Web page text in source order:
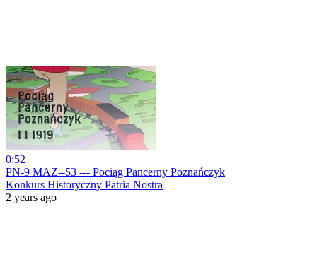
0:52
PN-9 MAZ--53 --- Pociąg Pancerny Poznańczyk
Konkurs Historyczny Patria Nostra
2 years ago